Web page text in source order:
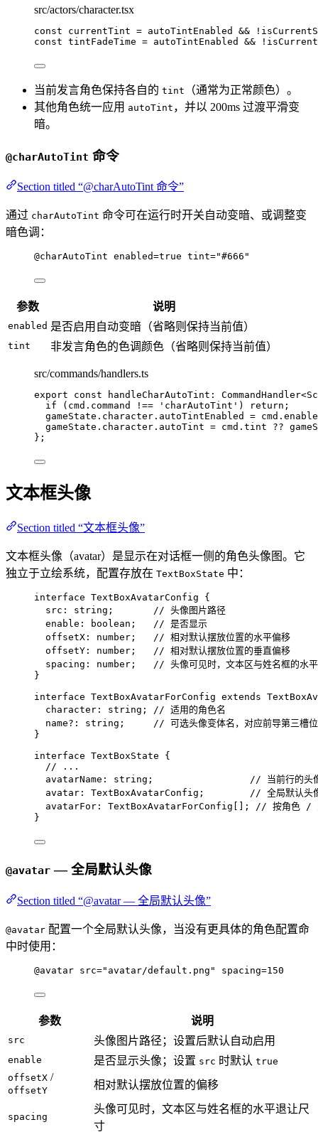
src/actors/character.tsx
const currentTint = autoTintEnabled && !
const tintFadeTime = autoTintEnabled && !
当前发言角色保持各自的 tint
（通常为正常颜色）。
其他角色统一应用 autoTint ，并以 200ms 过渡平滑变
暗。
@charAutoTint 命令
Section titled “@charAutoTint 命令”
通过 charAutoTint 命令可在运行时开关自动变暗、或调整变
暗色调：
@charAutoTint enabled=true tint="#666"
参数 说明
enabled 是否启用自动变暗（省略则保持当前值）
tint 非发言角色的色调颜色（省略则保持当前值）
src/commands/handlers.ts
export const handleCharAutoTint : CommandHandler<
if
(cmd . command !== ' charAutoTint ' )
return;
gameState . character . autoTintEnabled = cmd .
gameState . character . autoTint = cmd . tint ??
} ;
文本框头像
Section titled “文本框头像”
文本框头像（avatar）是显示在对话框一侧的角色头像图。它
独立于立绘系统，配置存放在 TextBoxState 中：
interface TextBoxAvatarConfig {
src : string ; // 头像图片路径
enable : boolean ; // 是否显示
offsetX : number ; // 相对默认摆放位置的水平偏移
offsetY : number ; // 相对默认摆放位置的垂直偏移
spacing : number ; // 头像可见时，文本区与姓名框的水
}
interface TextBoxAvatarForConfig extends
character : string ; // 适用的角色名
name?: string ; // 可选头像变体名，对应前导第三槽位
}
interface TextBoxState {
// ...
avatarName : string ; // 当前行的头
avatar : TextBoxAvatarConfig ; // 全局默认头
avatarFor : TextBoxAvatarForConfig []; // 按角色 /
}
@avatar — 全局默认头像
Section titled “@avatar — 全局默认头像”
@avatar 配置一个全局默认头像，当没有更具体的角色配置命
中时使用：
@avatar src="avatar/default.png" spacing=150
参数 说明
src 头像图片路径；设置后默认自动启用
enable 是否显示头像；设置 src 时默认 true
offsetX /
offsetY 相对默认摆放位置的偏移
spacing
头像可见时，文本区与姓名框的水平退让尺
寸